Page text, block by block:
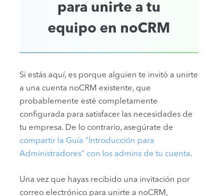
para unirte a tu
equipo en noCRM
Si estás aquí, es porque alguien te invitó a unirte
a una cuenta noCRM existente, que
probablemente esté completamente
configurada para satisfacer las necesidades de
tu empresa. De lo contrario, asegúrate de
compartir la Guía "Introducción para
Administradores" con los admins de tu cuenta.
Una vez que hayas recibido una invitación por
correo electrónico para unirte a noCRM,